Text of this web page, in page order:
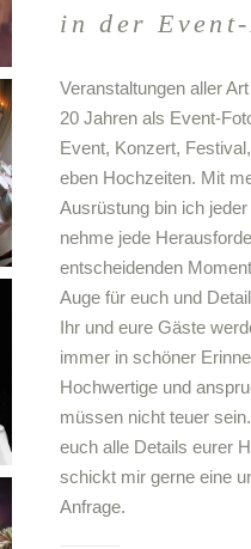
in der
Veranstaltungen aller
20 Jahren als Event-
Event, Konzert,
eben Hochzeiten. Mit
Ausrüstung bin ich
nehme jede
entscheidenden
Auge für euch und
Ihr und eure Gäste
immer in schöner
Hochwertige und
müssen nicht teuer
euch alle Details eurer
schickt mir gerne eine
Anfrage.